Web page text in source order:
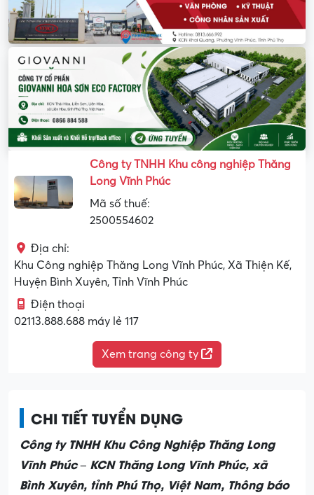
Công ty TNHH Khu công nghiệp Thăng
Long Vĩnh Phúc
Mã số thuế:
2500554602
Địa chỉ:
Khu Công nghiệp Thăng Long Vĩnh Phúc, Xã Thiện Kế,
Huyện Bình Xuyên, Tỉnh Vĩnh Phúc
Điện thoại
02113.888.688 máy lẻ 117
Xem trang công ty
CHI TIẾT TUYỂN DỤNG
Công ty TNHH Khu Công Nghiệp Thăng Long
Vĩnh Phúc – KCN Thăng Long Vĩnh Phúc, xã
Bình Xuyên, tỉnh Phú Thọ, Việt Nam, Thông báo